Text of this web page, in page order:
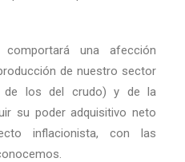
una afección
de nuestro sector
de los del crudo) y de la
su poder adquisitivo neto
inflacionista, con las